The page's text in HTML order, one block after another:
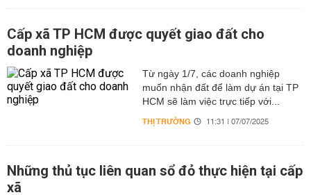
Cấp xã TP HCM được quyết giao đất cho
doanh nghiệp
Từ ngày 1/7, các doanh nghiệp
muốn nhận đất để làm dự án tại TP
HCM sẽ làm việc trực tiếp với...
THỊ TRƯỜNG 11:31 | 07/07/2025
Những thủ tục liên quan sổ đỏ thực hiện tại cấp
xã